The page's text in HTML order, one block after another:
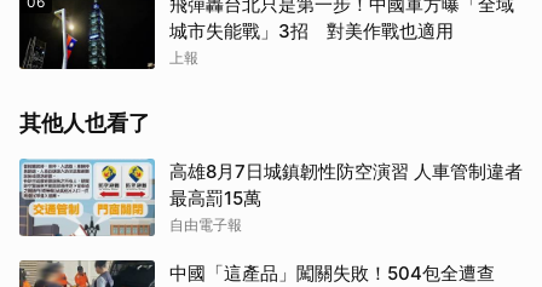
城市失能戰」3招 對美作戰也適用
上報
其他人也看了
高雄8月7日城鎮韌性防空演習 人車管制違者
最高罰15萬
自由電子報
中國「這產品」闖關失敗！504包全遭查